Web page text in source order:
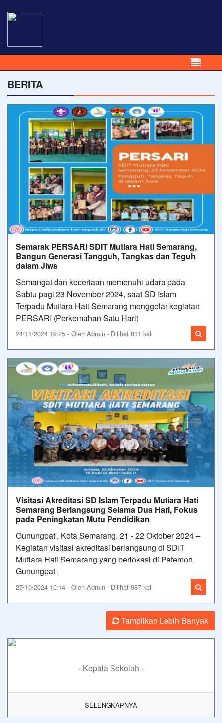
BERITA
Semarak PERSARI SDIT Mutiara Hati Semarang,
Bangun Generasi Tangguh, Tangkas dan Teguh
dalam Jiwa
Semangat dan keceriaan memenuhi udara pada
Sabtu pagi 23 November 2024, saat SD Islam
Terpadu Mutiara Hati Semarang menggelar kegiatan
PERSARI (Perkemahan Satu Hari)
24/11/2024 19:25 - Oleh Admin - Dilihat 811 kali
Visitasi Akreditasi SD Islam Terpadu Mutiara Hati
Semarang Berlangsung Selama Dua Hari, Fokus
pada Peningkatan Mutu Pendidikan
Gunungpati, Kota Semarang, 21 - 22 Oktober 2024 –
Kegiatan visitasi akreditasi berlangsung di SDIT
Mutiara Hati Semarang yang berlokasi di Patemon,
Gunungpati,
27/10/2024 10:14 - Oleh Admin - Dilihat 987 kali
Tampilkan Lebih Banyak
- Kepala Sekolah -
SELENGKAPNYA